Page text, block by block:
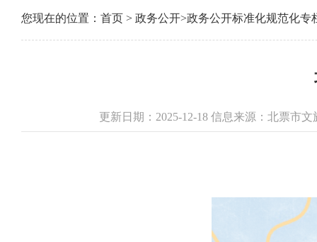
您现在的位置： 首页 > 政务公开>政务公开标准化规范化专
更新日期：2025-12-18 信息来源：北票市